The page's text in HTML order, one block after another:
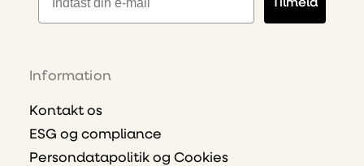
Tilmeld
Information
Kontakt os
ESG og compliance
Persondatapolitik og Cookies